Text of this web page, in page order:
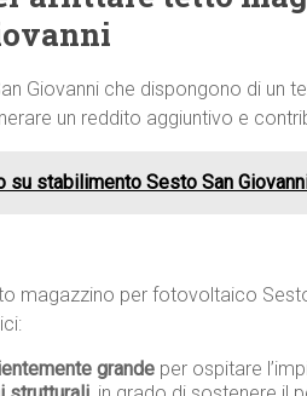
Giovanni che dispongono di un
un reddito aggiuntivo e
su stabilimento Sesto San
magazzino per fotovoltaico
grande per ospitare